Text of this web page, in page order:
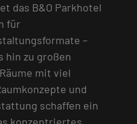
das B&O Parkhotel
für
–
hin zu großen
mit viel
und
schaffen ein